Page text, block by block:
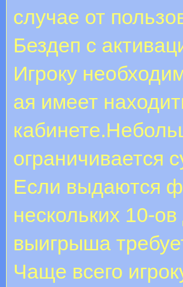
случае от
Бездеп с
Игроку
ая имеет
ограничивается
Если выдаются
нескольких 10-
выигрыша
Чаще всего